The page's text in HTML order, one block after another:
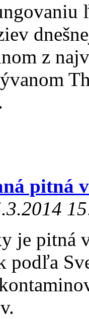
z
pitná
je pitná
podľa